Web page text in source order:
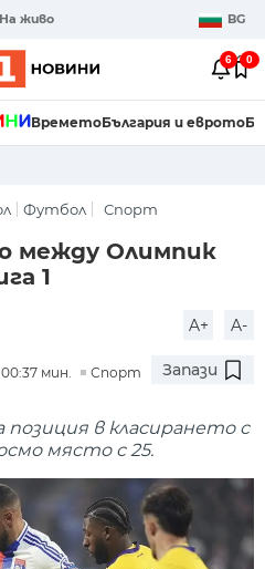
На живо BG
6 0
ВреметоБългария и еврото
Футбол Спорт
между Олимпик
1
A+ A-
мин. Спорт Запази
в класирането с
място с 25.